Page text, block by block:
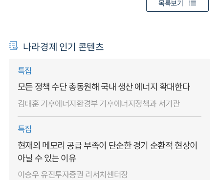
목록보기
나라경제 인기 콘텐츠
특집
모든 정책 수단 총동원해 국내 생산 에너지 확대한다
김태훈 기후에너지환경부 기후에너지정책과 서기관
특집
현재의 메모리 공급 부족이 단순한 경기 순환적 현상이
아닐 수 있는 이유
이승우 유진투자증권 리서치센터장